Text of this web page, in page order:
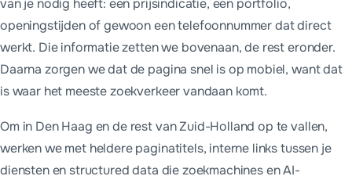
openingstijden of gewoon een telefoonnummer dat direct
werkt. Die informatie zetten we bovenaan, de rest eronder.
Daarna zorgen we dat de pagina snel is op mobiel, want dat
is waar het meeste zoekverkeer vandaan komt.
Om in Den Haag en de rest van Zuid-Holland op te vallen,
werken we met heldere paginatitels, interne links tussen je
diensten en structured data die zoekmachines en AI-